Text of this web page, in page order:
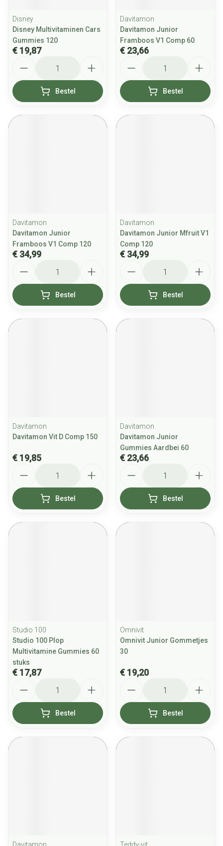
Disney
Disney Multivitaminen Cars
Gummies 120
€ 19,87
Bestel
Davitamon
Davitamon Junior
Framboos V1 Comp 60
€ 23,66
Bestel
Davitamon
Davitamon Junior
Framboos V1 Comp 120
€ 34,99
Bestel
Davitamon
Davitamon Junior Mfruit V1
Comp 120
€ 34,99
Bestel
Davitamon
Davitamon Vit D Comp 150
€ 19,85
Bestel
Davitamon
Davitamon Junior
Gummies Aardbei 60
€ 23,66
Bestel
Studio 100
Studio 100 Plop
Multivitamine Gummies 60
stuks
€ 17,87
Bestel
Omnivit
Omnivit Junior Gommetjes
30
€ 19,20
Bestel